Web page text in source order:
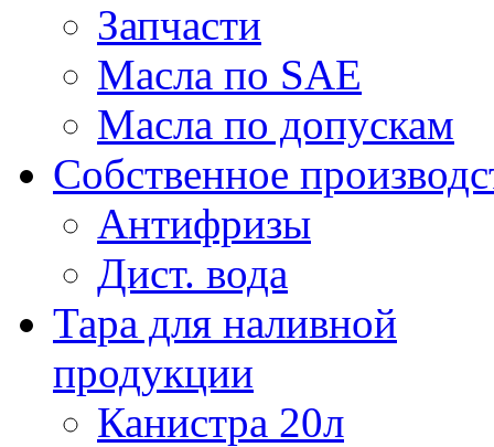
Запчасти
Масла по SAE
Масла по допускам
Собственное
Антифризы
Дист. вода
Тара для наливной
продукции
Канистра 20л